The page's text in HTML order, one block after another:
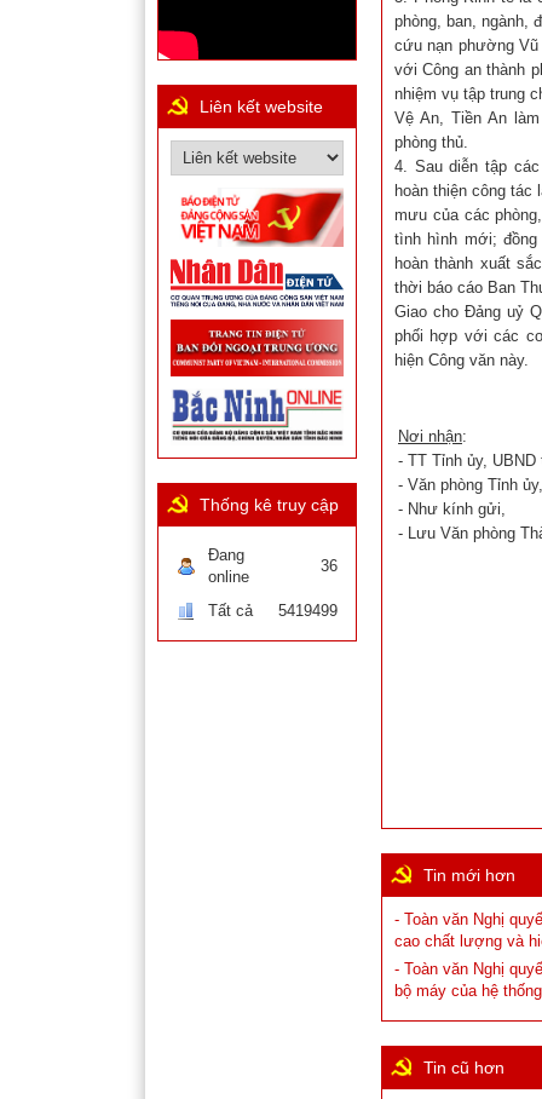
phòng, ban, ngành,
cứu nạn phường Vũ
với Công an thành
nhiệm vụ tập trung
Vệ An, Tiền An
phòng thủ.
4. Sau diễn tập
hoàn thiện công
mưu của các
tình hình mới;
hoàn thành xuất
thời báo cáo Ban
Giao cho Đảng uỷ
phối hợp với các
hiện Công văn này.
Nơi nhận:
- TT Tỉnh ủy, UBND
- Văn phòng Tỉnh ủy,
- Như kính gửi,
- Lưu Văn phòng
Tin mới hơn
- Toàn văn Nghị
cao chất lượng và
- Toàn văn Nghị
bộ máy của hệ
Tin cũ hơn
Liên kết website
Thống kê truy cập
Đang
online
36
Tất cả 5419499